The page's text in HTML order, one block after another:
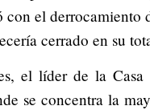
el
cerrado en su
el líder de la
se concentra la